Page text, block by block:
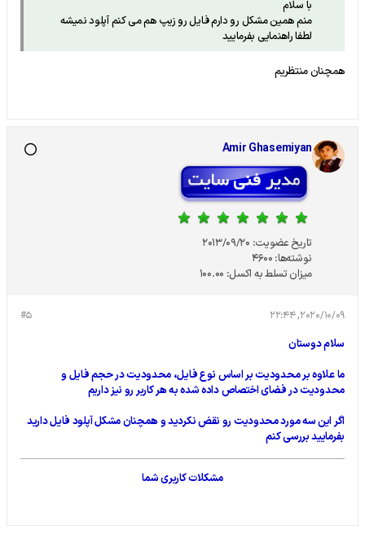
با سلام
منم همین مشکل رو دارم فایل رو زیپ هم می کنم آپلود نمیشه
لطفا راهنمایی بفرمایید
همچنان منتظریم
Amir Ghasemiyan
تاریخ عضویت: 2013/09/20
نوشته‌ها: 4600
میزان تسلط به اکسل: 100.00
#5 2020/10/09, 22:44
سلام دوستان
ما علاوه بر محدودیت بر اساس نوع فایل، محدودیت در حجم فایل و
محدودیت در فضای اختصاص داده شده به هر کاربر رو نیز داریم
اگر این سه مورد محدودیت رو نقض نکردید و همچنان مشکل آپلود فایل دارید
بفرمایید بررسی کنم
مشکلات کاربری شما